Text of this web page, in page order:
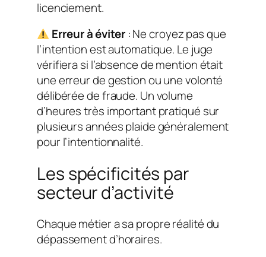
licenciement.
Erreur à éviter: Ne croyez pas que
l’intention est automatique. Le juge
vérifiera si l’absence de mention était
une erreur de gestion ou une volonté
délibérée de fraude. Un volume
d’heures très important pratiqué sur
plusieurs années plaide généralement
pour l’intentionnalité.
Les spécificités par
secteur d’activité
Chaque métier a sa propre réalité du
dépassement d’horaires.